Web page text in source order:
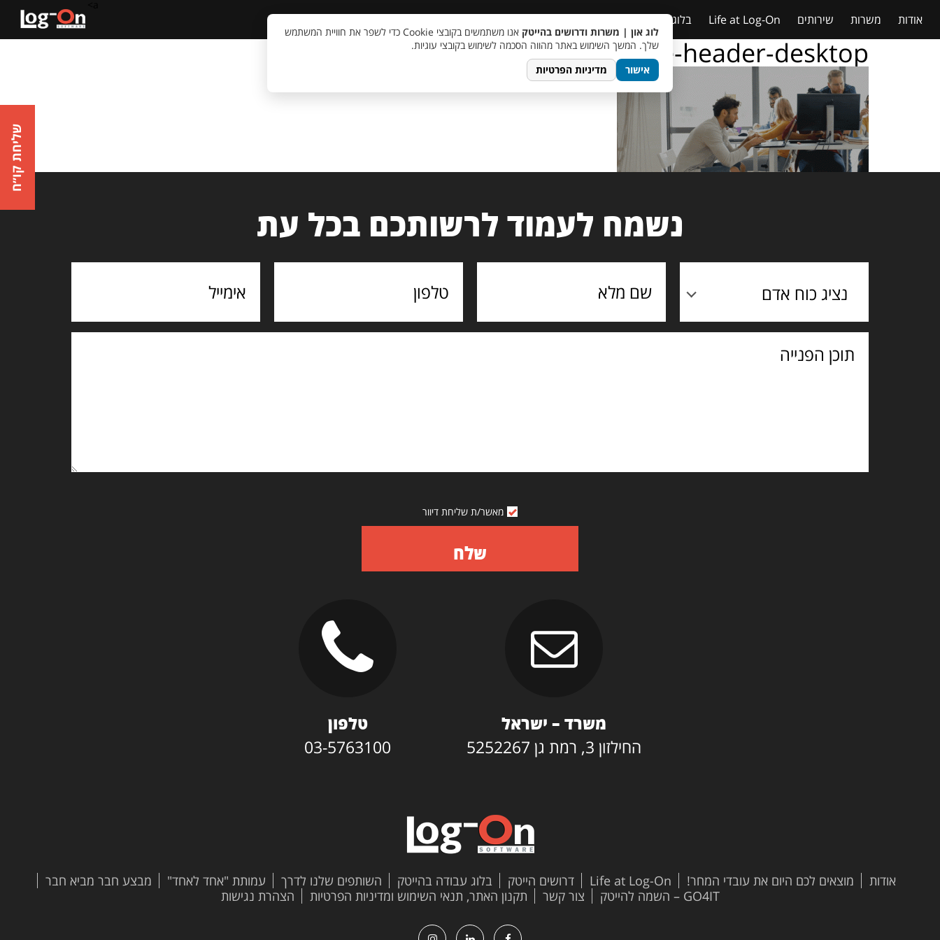
אודות משרות שירותים Life at Log-On בלוג
main-page-header-desktop
נשמח לעמוד לרשותכם בכל עת
נציג כוח אדם
תוכן
מאשר/ת שליחת דיוור
שלח
משרד – ישראל
החילזון 3, רמת גן 5252267
טלפון
03-5763100
אודות מוצאים לכם היום את עובדי המחר! Life at Log-On דרושים הייטק בלוג עבודה בהייטק השותפים שלנו לדרך עמותת "אחד לאחד"
מבצע חבר מביא חבר
GO4IT – השמה להייטק
צור קשר תקנון האתר, תנאי השימוש ומדיניות הפרטיות הצהרת נגישות
לוג און | משרות ודרושים בהייטק
אנו משתמשים בקובצי Cookie כדי לשפר את חוויית המשתמש
שלך. המשך השימוש באתר מהווה הסכמה לשימוש בקובצי עוגיות.
אישור
מדיניות הפרטיות
שליחת קו״ח